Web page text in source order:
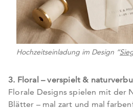
Hochzeitseinladung im Design “
3. Floral – verspielt &
Florale Designs spielen mit der
Blätter – mal zart und mal